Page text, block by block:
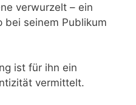
verwurzelt – ein
bei seinem Publikum
ist für ihn ein
vermittelt.